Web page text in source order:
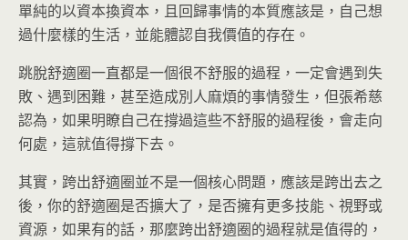
單純的以資本換資本，且回歸事情的本質應該是，自己想
過什麼樣的生活，並能體認自我價值的存在。
跳脫舒適圈一直都是一個很不舒服的過程，一定會遇到失
敗、遇到困難，甚至造成別人麻煩的事情發生，但張希慈
認為，如果明瞭自己在撐過這些不舒服的過程後，會走向
何處，這就值得撐下去。
其實，跨出舒適圈並不是一個核心問題，應該是跨出去之
後，你的舒適圈是否擴大了，是否擁有更多技能、視野或
資源，如果有的話，那麼跨出舒適圈的過程就是值得的，